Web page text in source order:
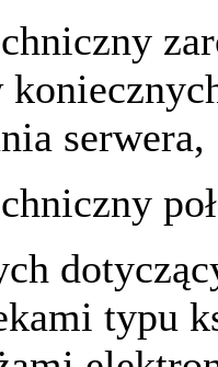
serwera,
typu